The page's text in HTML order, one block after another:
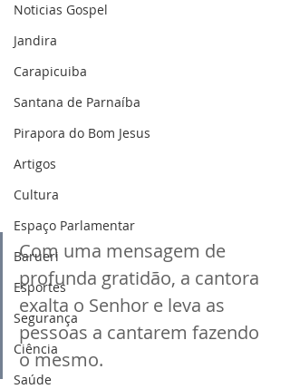
Noticias Gospel
Jandira
Carapicuiba
Santana de Parnaíba
Pirapora do Bom Jesus
Artigos
Cultura
Espaço Parlamentar
Barueri
Esportes
Segurança
Ciência
Saúde
Com uma mensagem de
profunda gratidão, a cantora
exalta o Senhor e leva as
pessoas a cantarem fazendo
o mesmo.